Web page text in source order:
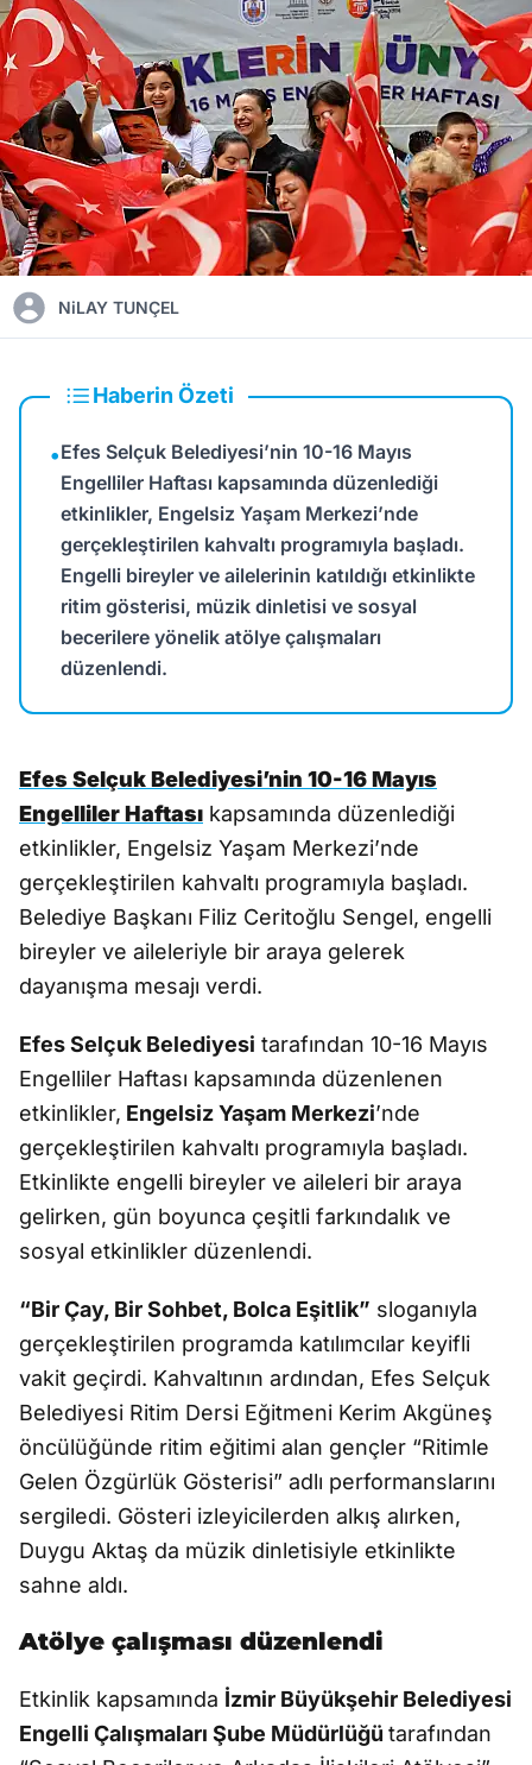
NiLAY TUNÇEL
Haberin Özeti
•Efes Selçuk Belediyesi’nin 10-16 Mayıs
Engelliler Haftası kapsamında düzenlediği
etkinlikler, Engelsiz Yaşam Merkezi’nde
gerçekleştirilen kahvaltı programıyla başladı.
Engelli bireyler ve ailelerinin katıldığı etkinlikte
ritim gösterisi, müzik dinletisi ve sosyal
becerilere yönelik atölye çalışmaları
düzenlendi.
Efes Selçuk Belediyesi’nin 10-16 Mayıs
Engelliler Haftası kapsamında düzenlediği
etkinlikler, Engelsiz Yaşam Merkezi’nde
gerçekleştirilen kahvaltı programıyla başladı.
Belediye Başkanı Filiz Ceritoğlu Sengel, engelli
bireyler ve aileleriyle bir araya gelerek
dayanışma mesajı verdi.
Efes Selçuk Belediyesi tarafından 10-16 Mayıs
Engelliler Haftası kapsamında düzenlenen
etkinlikler, Engelsiz Yaşam Merkezi’nde
gerçekleştirilen kahvaltı programıyla başladı.
Etkinlikte engelli bireyler ve aileleri bir araya
gelirken, gün boyunca çeşitli farkındalık ve
sosyal etkinlikler düzenlendi.
“Bir Çay, Bir Sohbet, Bolca Eşitlik” sloganıyla
gerçekleştirilen programda katılımcılar keyifli
vakit geçirdi. Kahvaltının ardından, Efes Selçuk
Belediyesi Ritim Dersi Eğitmeni Kerim Akgüneş
öncülüğünde ritim eğitimi alan gençler “Ritimle
Gelen Özgürlük Gösterisi” adlı performanslarını
sergiledi. Gösteri izleyicilerden alkış alırken,
Duygu Aktaş da müzik dinletisiyle etkinlikte
sahne aldı.
Atölye çalışması düzenlendi
Etkinlik kapsamında İzmir Büyükşehir Belediyesi
Engelli Çalışmaları Şube Müdürlüğü tarafından